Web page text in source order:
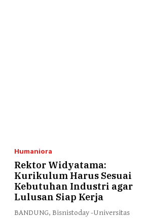
Humaniora
Rektor Widyatama:
Kurikulum Harus Sesuai
Kebutuhan Industri agar
Lulusan Siap Kerja
BANDUNG, Bisnistoday -Universitas